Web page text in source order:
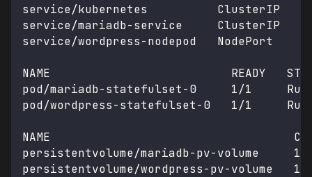
service/kubernetes          ClusterIP
service/mariadb-service     ClusterIP
service/wordpress-nodepod   NodePort
NAME                          READY
pod/mariadb-statefulset-0     1/1
pod/wordpress-statefulset-0   1/1
NAME
persistentvolume/mariadb-pv-
persistentvolume/wordpress-pv-